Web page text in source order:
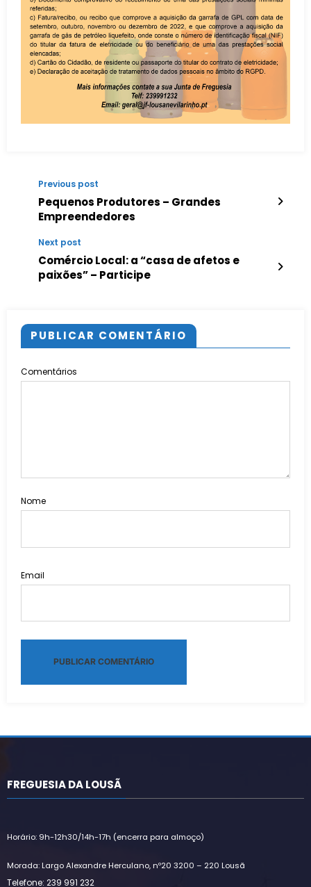
Previous post
Pequenos Produtores – Grandes
Empreendedores
Next post
Comércio Local: a “casa de afetos e
paixões” – Participe
PUBLICAR COMENTÁRIO
Comentários
Nome
Email
FREGUESIA DA LOUSÃ
Horário: 9h-12h30/14h-17h (encerra para almoço)
Morada: Largo Alexandre Herculano, nº20 3200 – 220 Lousã
Telefone: 239 991 232